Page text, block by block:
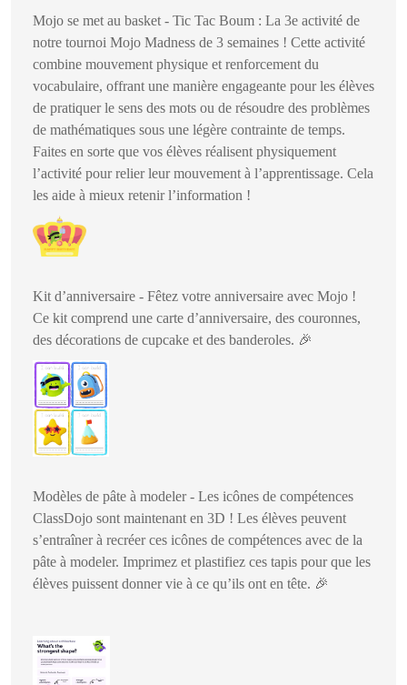
Mojo se met au basket - Tic Tac Boum : La 3e activité de
notre tournoi Mojo Madness de 3 semaines ! Cette activité
combine mouvement physique et renforcement du
vocabulaire, offrant une manière engageante pour les élèves
de pratiquer le sens des mots ou de résoudre des problèmes
de mathématiques sous une légère contrainte de temps.
Faites en sorte que vos élèves réalisent physiquement
l’activité pour relier leur mouvement à l’apprentissage. Cela
les aide à mieux retenir l’information !
Kit d’anniversaire - Fêtez votre anniversaire avec Mojo !
Ce kit comprend une carte d’anniversaire, des couronnes,
des décorations de cupcake et des banderoles. 🎉
Modèles de pâte à modeler - Les icônes de compétences
ClassDojo sont maintenant en 3D ! Les élèves peuvent
s’entraîner à recréer ces icônes de compétences avec de la
pâte à modeler. Imprimez et plastifiez ces tapis pour que les
élèves puissent donner vie à ce qu’ils ont en tête. 🎉